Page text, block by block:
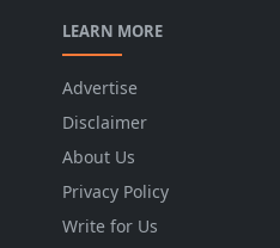
LEARN MORE
Advertise
Disclaimer
About Us
Privacy Policy
Write for Us